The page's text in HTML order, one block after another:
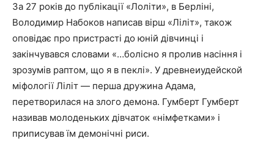
За 27 років до публікації «Лоліти», в Берліні,
Володимир Набоков написав вірш «Ліліт», також
оповідає про пристрасті до юній дівчинці і
закінчувався словами «…болісно я пролив насіння і
зрозумів раптом, що я в пеклі». У древнеиудейской
міфології Ліліт — перша дружина Адама,
перетворилася на злого демона. Гумберт Гумберт
називав молоденьких дівчаток «німфетками» і
приписував їм демонічні риси.